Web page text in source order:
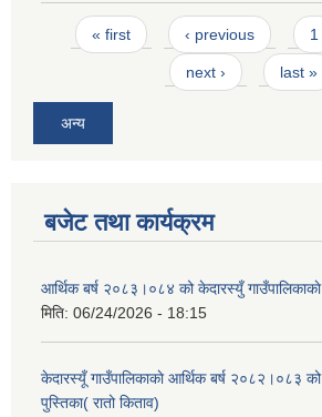
Pages
« first ‹ previous 1
next › last »
अन्य
बजेट तथा कार्यक्रम
आर्थिक बर्ष २०८३।०८४ को केदारस्युँ
मिति: 06/24/2026 - 18:15
केदारस्यूँ गाउँपालिकाकाे आर्थिक बर्ष २०८२।०८३
पुस्तिका( रातो किताव)